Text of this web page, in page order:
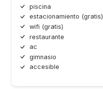
piscina
estacionamiento (gratis)
wifi (gratis)
restaurante
ac
gimnasio
accesible